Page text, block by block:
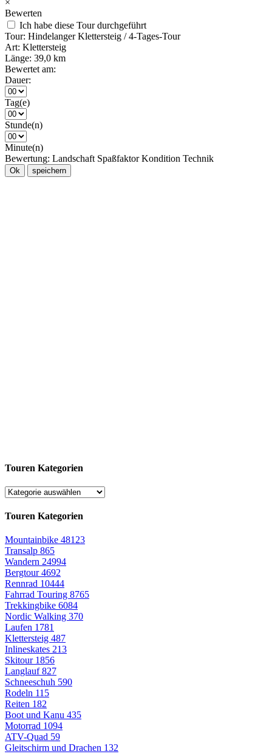
×
Bewerten
Ich habe diese Tour durchgeführt
Tour: Hindelanger Klettersteig / 4-Tages-Tour
Art: Klettersteig
Länge: 39,0 km
Bewertet am:
Dauer:
Tag(e)
Stunde(n)
Minute(n)
Bewertung: Landschaft Spaßfaktor Kondition Technik
Ok speichern
Touren Kategorien
Touren Kategorien
Mountainbike 48123
Transalp 865
Wandern 24994
Bergtour4692
Rennrad 10444
Fahrrad Touring 8765
Trekkingbike 6084
Nordic Walking 370
Laufen 1781
Klettersteig 487
Inlineskates 213
Skitour 1856
Langlauf827
Schneeschuh 590
Rodeln 115
Reiten 182
Boot und Kanu 435
Motorrad 1094
ATV-Quad 59
Gleitschirm und Drachen 132